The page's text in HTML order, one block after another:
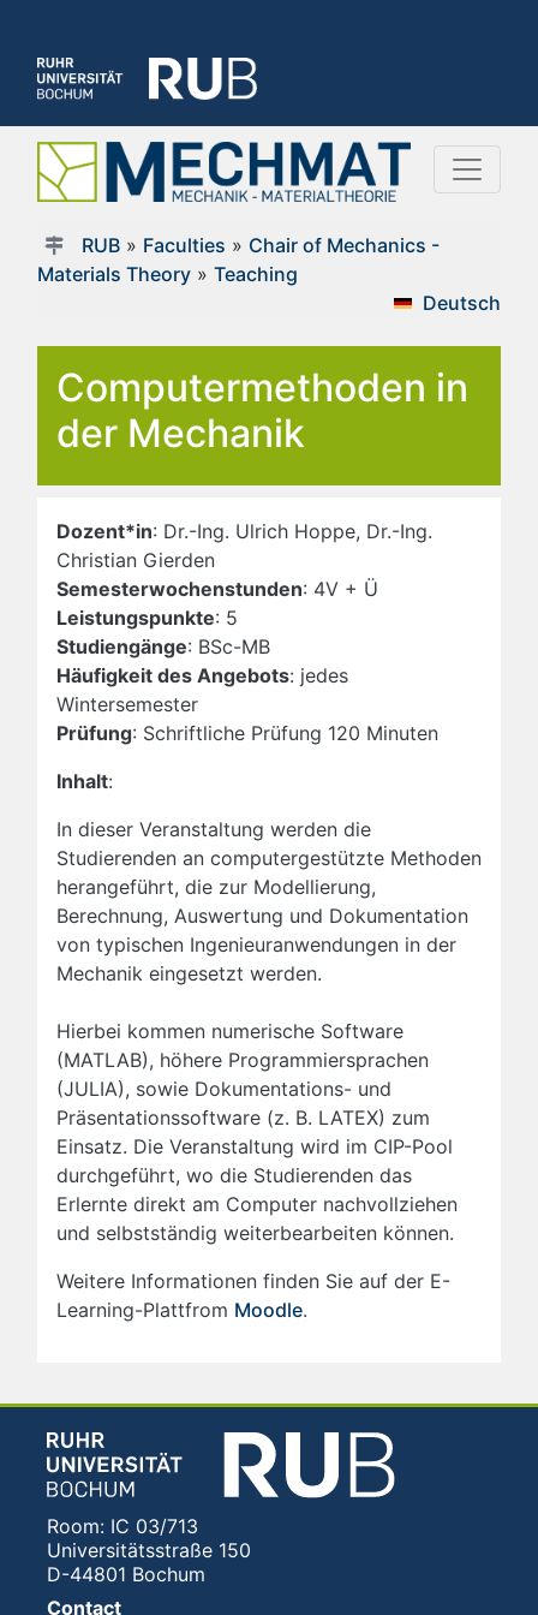
RUB» Faculties » Chair of Mechanics -
Materials Theory » Teaching
Deutsch
Computermethoden in
der Mechanik
Dozent*in: Dr.-Ing. Ulrich Hoppe, Dr.-Ing.
Christian Gierden
Semesterwochenstunden: 4V + Ü
Leistungspunkte: 5
Studiengänge: BSc-MB
Häufigkeit des Angebots: jedes
Wintersemester
Prüfung: Schriftliche Prüfung 120 Minuten
Inhalt:
In dieser Veranstaltung werden die
Studierenden an computergestützte Methoden
herangeführt, die zur Modellierung,
Berechnung, Auswertung und Dokumentation
von typischen Ingenieuranwendungen in der
Mechanik eingesetzt werden.
Hierbei kommen numerische Software
(MATLAB), höhere Programmiersprachen
(JULIA), sowie Dokumentations- und
Präsentationssoftware (z. B. LATEX) zum
Einsatz. Die Veranstaltung wird im CIP-Pool
durchgeführt, wo die Studierenden das
Erlernte direkt am Computer nachvollziehen
und selbstständig weiterbearbeiten können.
Weitere Informationen finden Sie auf der E-
Learning-Plattfrom Moodle.
Room: IC 03/713
Universitätsstraße 150
D-44801 Bochum
Contact